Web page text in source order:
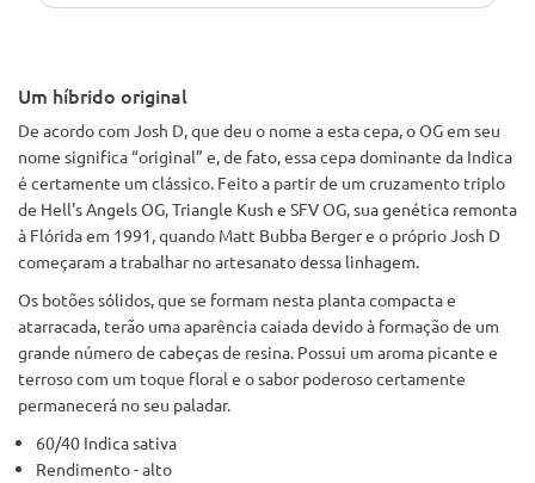
Um híbrido original
De acordo com Josh D, que deu o nome a esta cepa, o OG em seu
nome significa “original” e, de fato, essa cepa dominante da Indica
é certamente um clássico. Feito a partir de um cruzamento triplo
de Hell's Angels OG, Triangle Kush e SFV OG, sua genética remonta
à Flórida em 1991, quando Matt Bubba Berger e o próprio Josh D
começaram a trabalhar no artesanato dessa linhagem.
Os botões sólidos, que se formam nesta planta compacta e
atarracada, terão uma aparência caiada devido à formação de um
grande número de cabeças de resina. Possui um aroma picante e
terroso com um toque floral e o sabor poderoso certamente
permanecerá no seu paladar.
60/40 Indica sativa
Rendimento - alto